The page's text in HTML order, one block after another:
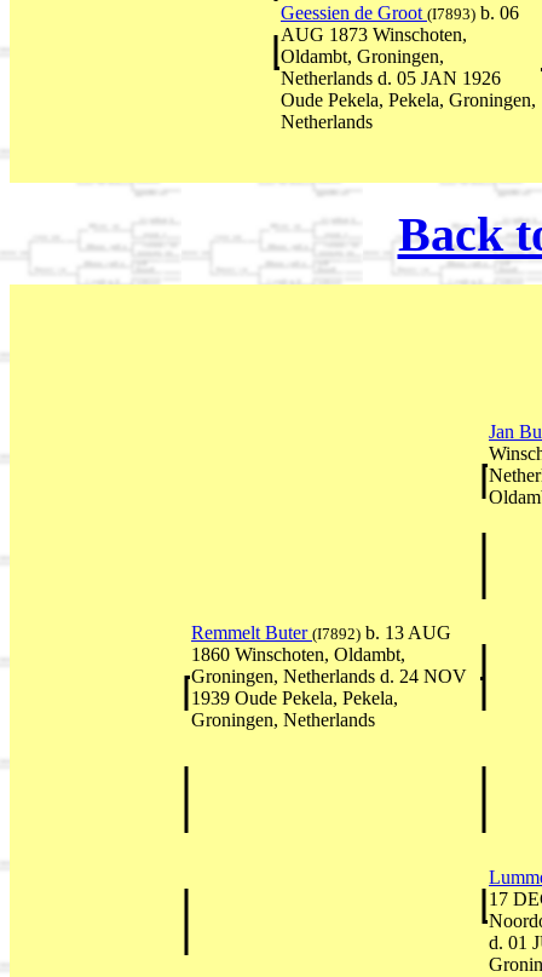
Geessien de Groot (I7893) b. 06
AUG 1873 Winschoten,
Oldambt, Groningen,
Netherlands d. 05 JAN 1926
Oude Pekela, Pekela, Groningen,
Netherlands
Back
Jan
Remmelt Buter (I7892) b. 13 AUG
1860 Winschoten, Oldambt,
Groningen, Netherlands d. 24 NOV
1939 Oude Pekela, Pekela,
Groningen, Netherlands
17
d. 01